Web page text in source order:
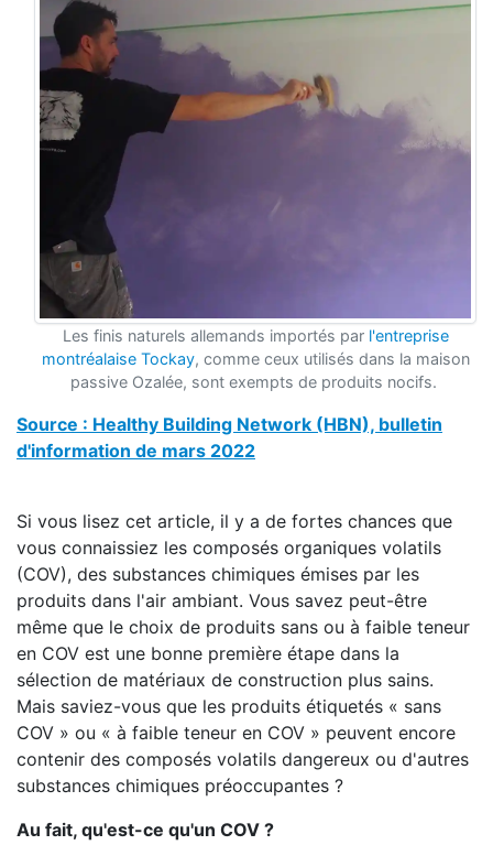
Les finis naturels allemands importés par l'entreprise
montréalaise Tockay, comme ceux utilisés dans la maison
passive Ozalée, sont exempts de produits nocifs.
Source : Healthy Building Network (HBN), bulletin
d'information de mars 2022
Si vous lisez cet article, il y a de fortes chances que
vous connaissiez les composés organiques volatils
(COV), des substances chimiques émises par les
produits dans l'air ambiant. Vous savez peut-être
même que le choix de produits sans ou à faible teneur
en COV est une bonne première étape dans la
sélection de matériaux de construction plus sains.
Mais saviez-vous que les produits étiquetés « sans
COV » ou « à faible teneur en COV » peuvent encore
contenir des composés volatils dangereux ou d'autres
substances chimiques préoccupantes ?
Au fait, qu'est-ce qu'un COV ?